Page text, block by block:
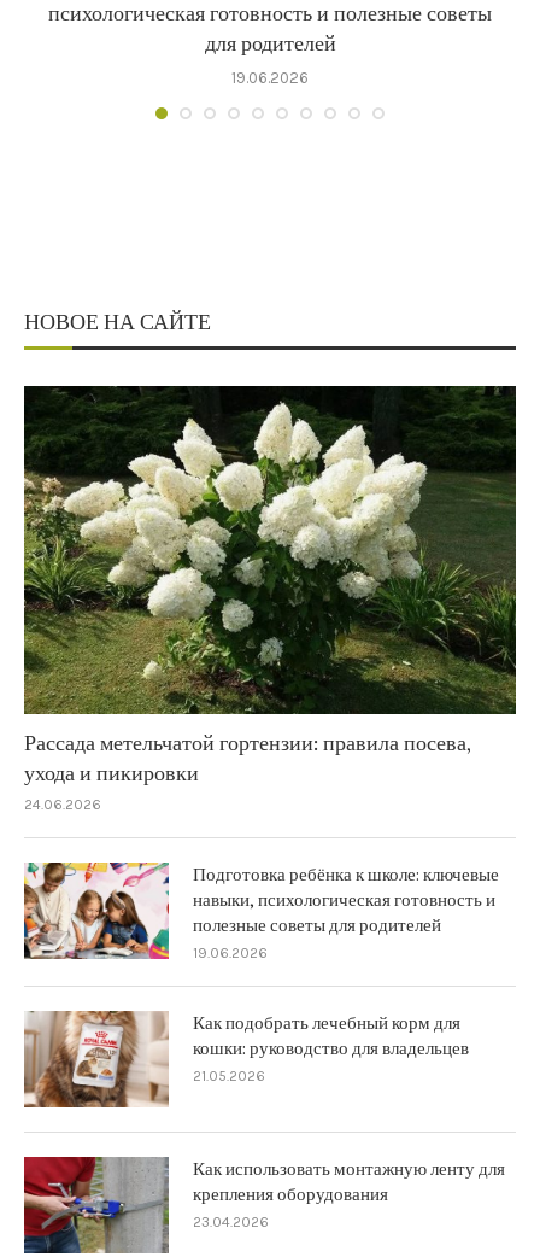
психологическая готовность и полезные советы
для родителей
19.06.2026
НОВОЕ НА САЙТЕ
Рассада метельчатой гортензии: правила посева,
ухода и пикировки
24.06.2026
Подготовка ребёнка к школе: ключевые
навыки, психологическая готовность и
полезные советы для родителей
19.06.2026
Как подобрать лечебный корм для
кошки: руководство для владельцев
21.05.2026
Как использовать монтажную ленту для
крепления оборудования
23.04.2026